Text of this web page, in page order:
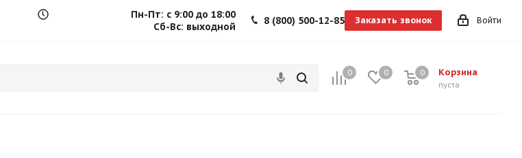
Войти
8 (800) 500-12-85 Заказать звонок
Пн-Пт: с 9:00 до 18:00
Сб-Вс: выходной
0 0 Корзина
0
пуста
0